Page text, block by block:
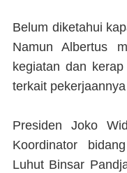
Belum diketahui
Namun Albertus
kegiatan dan
terkait
Presiden Joko
Koordinator
Luhut Binsar